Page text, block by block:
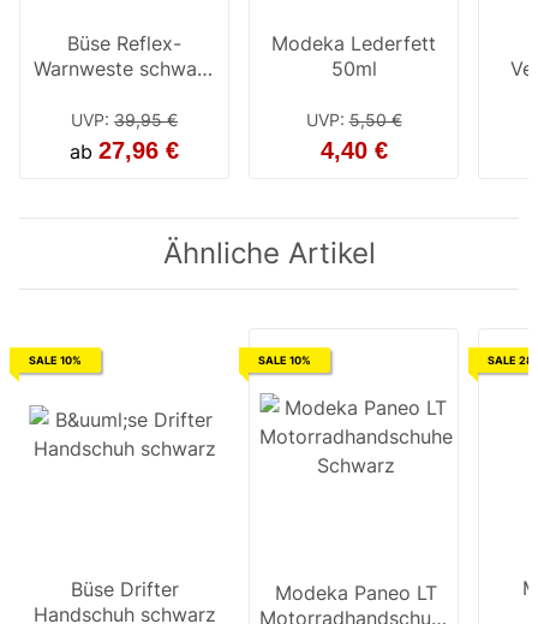
Büse Reflex-
Warnweste schwarz
UVP: 39,95 €
ab 27,96 €
Modeka Lederfett
50ml
UVP:5,50 €
4,40 €
Ähnliche Artikel
SALE 10%
Büse Drifter
Handschuh schwarz
Büse Drifter
Handschuh braun
SALE 10%
Modeka Paneo LT
Motorradhandschuhe
SALE